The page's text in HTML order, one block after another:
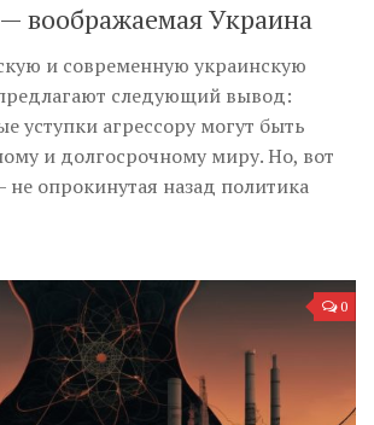
воображаемая Украина
и современную украинскую
следующий вывод:
уступки агрессору могут быть
и долгосрочному миру. Но, вот
опрокинутая назад политика
0